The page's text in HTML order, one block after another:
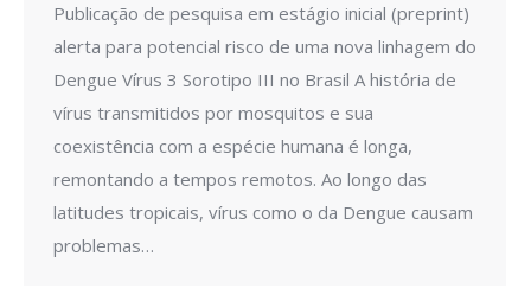
Publicação de pesquisa em estágio inicial (preprint)
alerta para potencial risco de uma nova linhagem do
Dengue Vírus 3 Sorotipo III no Brasil A história de
vírus transmitidos por mosquitos e sua
coexistência com a espécie humana é longa,
remontando a tempos remotos. Ao longo das
latitudes tropicais, vírus como o da Dengue causam
problemas…